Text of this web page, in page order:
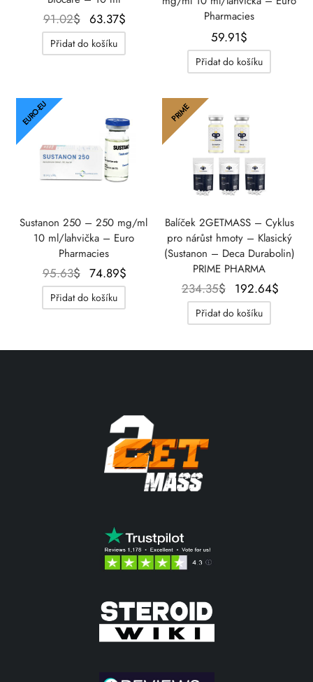
91.02$ Původní
cena
byla:
63.37$
Přidat do košíku
Pharmacies
59.91$
Přidat do košíku
EURO-EU
Sustanon 250 – 250 mg/ml
10 ml/lahvička – Euro
Pharmacies
95.63$ Původní
cena
byla:
74.89$
Přidat do košíku
PRIME
Balíček 2GETMASS – Cyklus
pro nárůst hmoty – Klasický
(Sustanon – Deca Durabolin)
PRIME PHARMA
234.35$
Původní
cena
byla:
192.64$
Přidat do košíku